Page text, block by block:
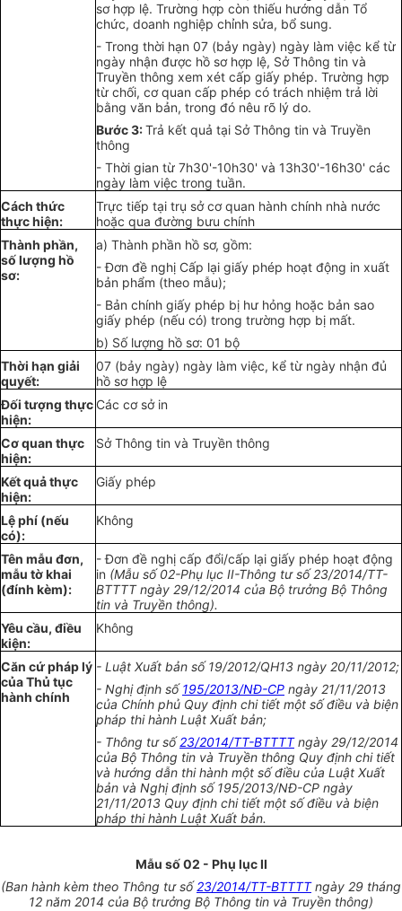
sơ hợp lệ. Trường hợp còn thiếu hướng dẫn Tổ
chức, doanh nghiệp chỉnh sửa, bổ sung.
- Trong thời hạn 07 (bảy ngày) ngày làm việc kể từ
ngày nhận được hồ sơ hợp lệ, Sở Thông tin và
Truyền thông xem xét cấp giấy phép. Trường hợp
từ chối, cơ quan cấp phép có trách nhiệm trả lời
bằng văn bản, trong đó nêu rõ lý do.
Bước 3:Trả kết quả tại Sở Thông tin và Truyền
thông
- Thời gian từ 7h30'-10h30' và 13h30'-16h30' các
ngày làm việc trong tuần.
Cách thức
thực hiện:
Trực tiếp tại trụ sở cơ quan hành chính nhà nước
hoặc qua đường bưu chính
Thành phần,
số lượng hồ
sơ:
a) Thành phần hồ sơ, gồm:
- Đơn đề nghị Cấp lại giấy phép hoạt động in xuất
bản phẩm (theo mẫu);
- Bản chính giấy phép bị hư hỏng hoặc bản sao
giấy phép (nếu có) trong trường hợp bị mất.
b) Số lượng hồ sơ: 01 bộ
Thời hạn giải
quyết:
07 (bảy ngày) ngày làm việc, kể từ ngày nhận đủ
hồ sơ hợp lệ
Đối tượng thực
hiện:
Các cơ sởin
Cơ quan thực
hiện:
Sở Thông tin và Truyền thông
Kết quả thực
hiện:
Giấy phép
Lệphí (nếu
có):
Không
Tên mẫu đơn,
mẫu tờkhai
(đính kèm):
- Đơn đề nghị cấp đổi/cấp lại giấy phép hoạt động
in (Mẫu số 02-Phụ lục II-Thông tư số23/2014/TT-
BTTTT ngày 29/12/2014 của Bộ trưởng Bộ Thông
tin và Truyền thông).
Yêu cầu, điều
kiện:
Không
Căn cứ pháp lý
của Thủ tục
hành chính
- Luật Xuất bản số 19/2012/QH13 ngày 20/11/2012;
- Nghị định số195/2013/NĐ-CP ngày 21/11/2013
của Chính phủ Quy định chi tiết một số điều và biện
pháp thi hành Luật Xuất bản;
- Thông tư số 23/2014/TT-BTTTTngày 29/12/2014
của Bộ Thông tin và Truyền thông Quy định chi tiết
và hướng dẫn thi hành một số điều của Luật Xuất
bản và Nghị định số195/2013/NĐ-CP ngày
21/11/2013 Quy định chi tiết một số điều và biện
pháp thi hành Luật Xuất bản.
Mẫu số 02 - Phụ lục II
(Ban hành kèm theo Thông tư số23/2014/TT-BTTTTngày 29 tháng
12 năm 2014 của Bộ trưởng Bộ Thông tin và Truyền thông)